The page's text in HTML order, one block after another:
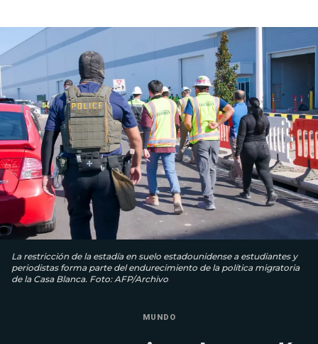
La restricción de la estadía en suelo estadounidense a estudiantes y
periodistas forma parte del endurecimiento de la política migratoria
de la Casa Blanca. Foto: AFP/Archivo
MUNDO